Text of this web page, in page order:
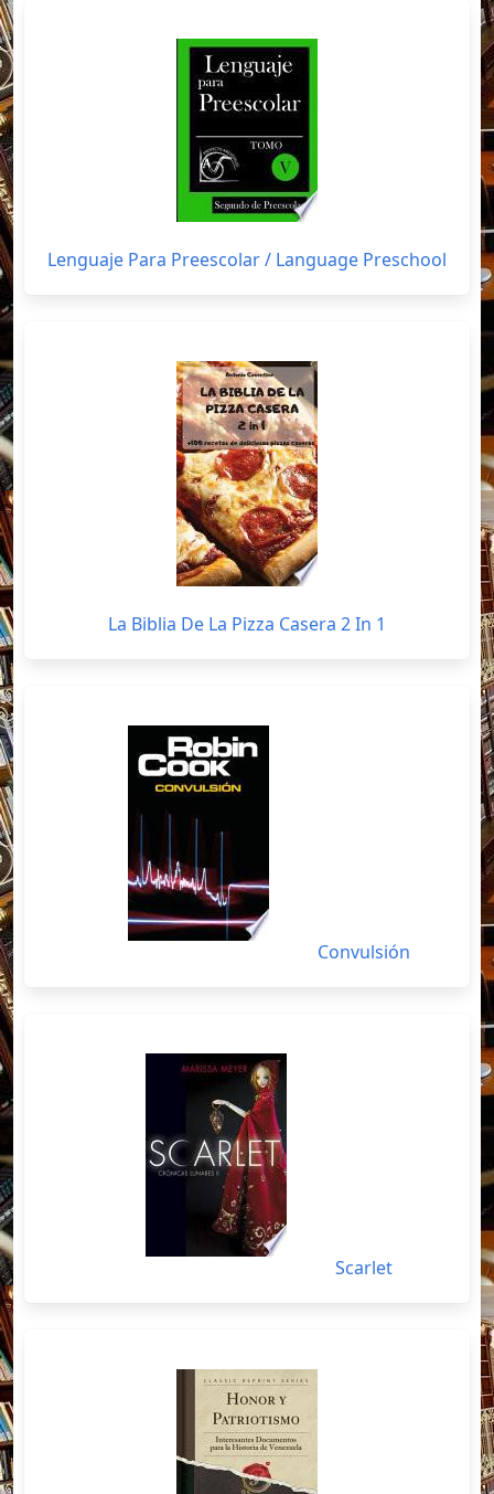
Lenguaje Para Preescolar / Language Preschool
La Biblia De La Pizza Casera 2 In 1
Convulsión
Scarlet